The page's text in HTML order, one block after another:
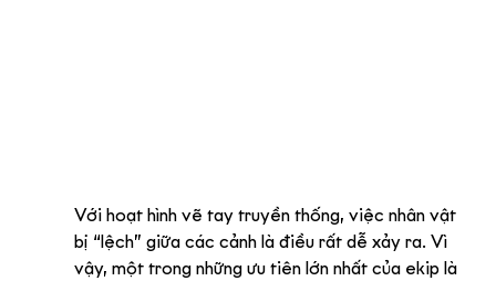
Với hoạt hình vẽ tay truyền thống, việc nhân vật
bị “lệch” giữa các cảnh là điều rất dễ xảy ra. Vì
vậy, một trong những ưu tiên lớn nhất của ekip là